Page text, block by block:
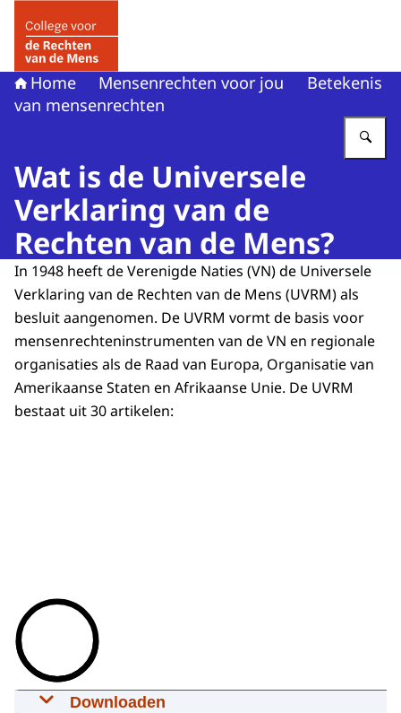
Home Mensenrechten voor jou
Betekenis
van mensenrechten
Wat is de Universele
Verklaring van de
Rechten van de Mens?
In 1948 heeft de Verenigde Naties (VN) de Universele
Verklaring van de Rechten van de Mens (UVRM) als
besluit aangenomen. De UVRM vormt de basis voor
mensenrechteninstrumenten van de VN en regionale
organisaties als de Raad van Europa, Organisatie van
Amerikaanse Staten en Afrikaanse Unie. De UVRM
bestaat uit 30 artikelen:
Downloaden